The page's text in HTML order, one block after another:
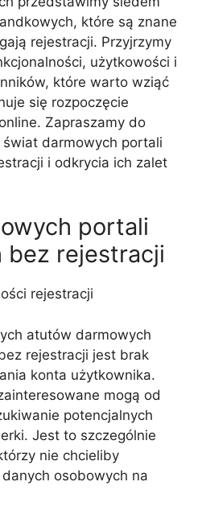
które są znane
rejestracji. Przyjrzymy
użytkowości i
które warto wziąć
się rozpoczęcie
Zapraszamy do
świat darmowych portali
i odkrycia ich zalet
portali
bez rejestracji
rejestracji
atutów darmowych
rejestracji jest brak
konta użytkownika.
mogą od
potencjalnych
Jest to szczególnie
nie chcieliby
osobowych na